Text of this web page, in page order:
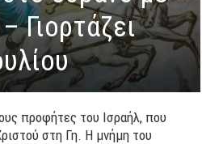
Γιορτάζει
προφήτες του Ισραήλ, που
στη Γη. Η μνήμη του